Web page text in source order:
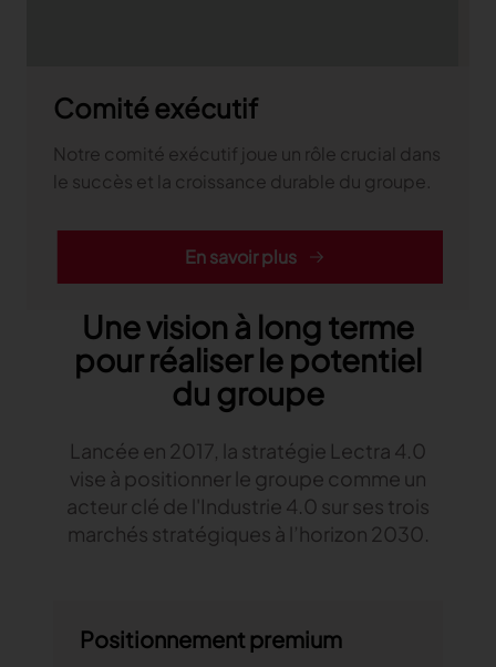
Comité exécutif
Notre comité exécutif joue un rôle crucial dans
le succès et la croissance durable du groupe.
En savoir plus
Une vision à long terme
pour réaliser le potentiel
du groupe
Lancée en 2017, la stratégie Lectra 4.0
vise à positionner le groupe comme un
acteur clé de l'Industrie 4.0 sur ses trois
marchés stratégiques à l’horizon 2030.
Positionnement premium